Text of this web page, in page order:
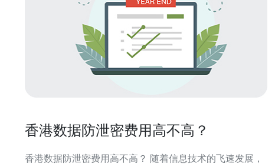
香港数据防泄密费用高不高？
香港数据防泄密费用高不高？ 随着信息技术的飞速发展，